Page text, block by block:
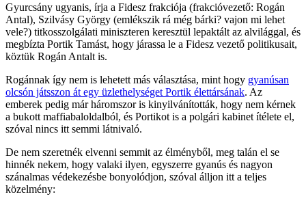
Gyurcsány ugyanis, írja a Fidesz frakciója (frakcióvezető: Rogán
Antal), Szilvásy György (emlékszik rá még bárki? vajon mi lehet
vele?) titkosszolgálati miniszteren keresztül lepaktált az alvilággal, és
megbízta Portik Tamást, hogy járassa le a Fidesz vezető politikusait,
köztük Rogán Antalt is.
Rogánnak így nem is lehetett más választása, mint hogy gyanúsan
olcsón játsszon át egy üzlethelységet Portik élettársának. Az
emberek pedig már háromszor is kinyilvánították, hogy nem kérnek
a bukott maffiabaloldalból, és Portikot is a polgári kabinet ítélete el,
szóval nincs itt semmi látnivaló.
De nem szeretnék elvenni semmit az élményből, meg talán el se
hinnék nekem, hogy valaki ilyen, egyszerre gyanús és nagyon
szánalmas védekezésbe bonyolódjon, szóval álljon itt a teljes
közelmény: